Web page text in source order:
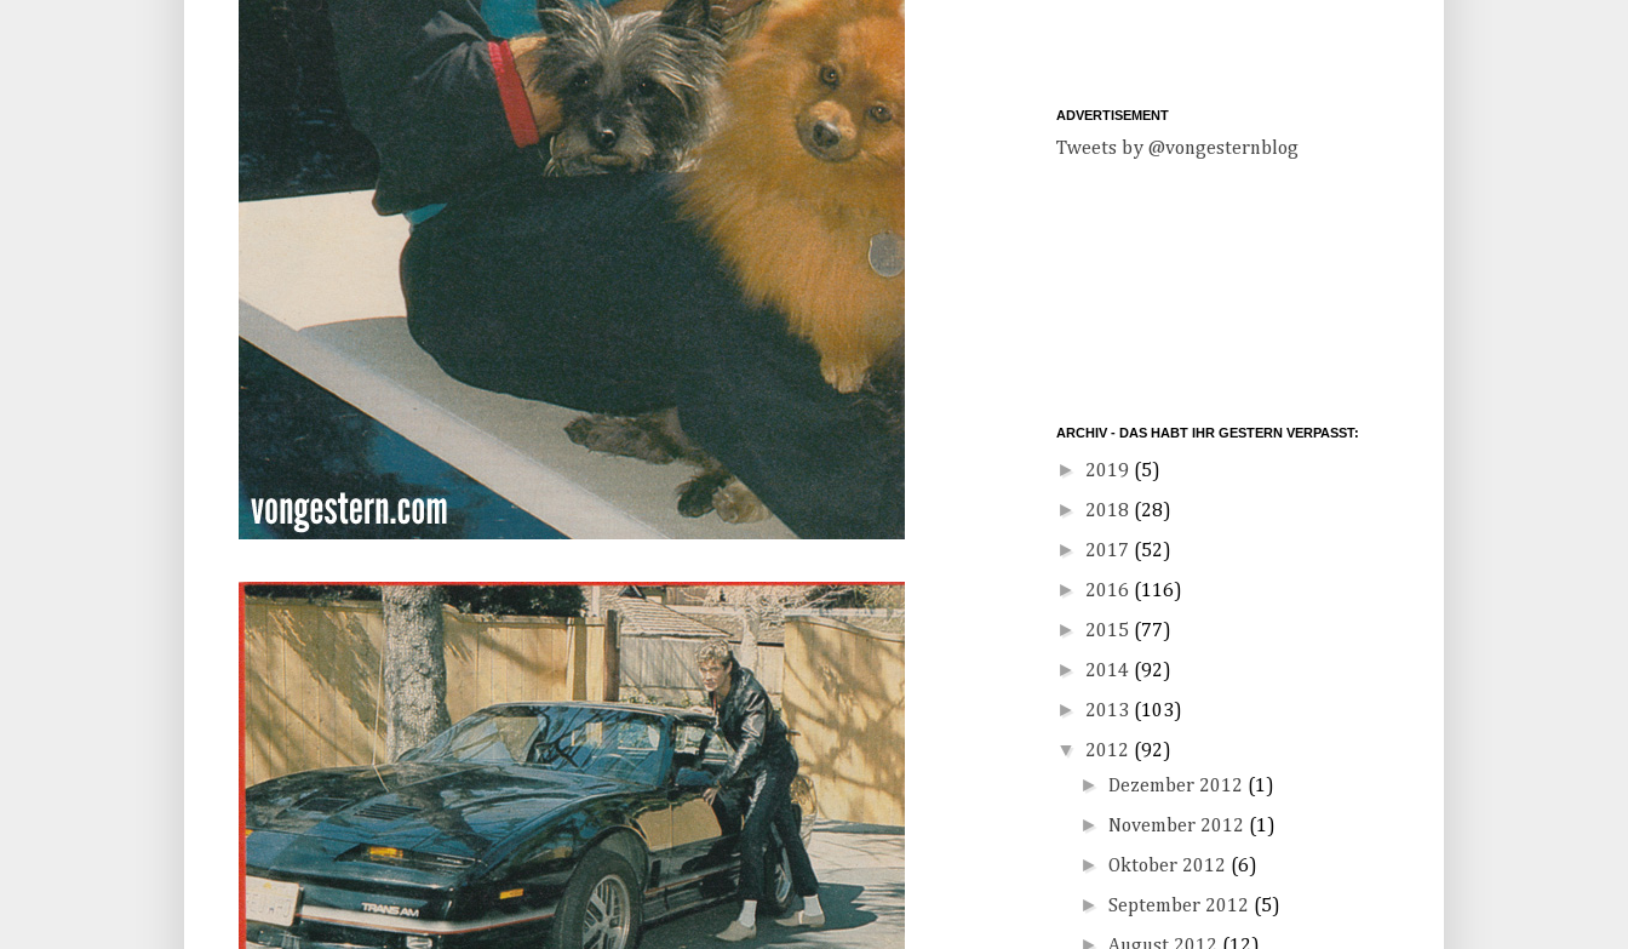
ADVERTISEMENT
Tweets by @vongesternblog
ARCHIV - DAS HABT IHR GESTERN VERPASST:
► 2019 (5)
► 2018 (28)
► 2017 (52)
► 2016 (116)
► 2015 (77)
► 2014 (92)
► 2013 (103)
▼ 2012 (92)
► Dezember 2012 (1)
► November 2012 (1)
►Oktober 2012 (6)
►September 2012 (5)
►